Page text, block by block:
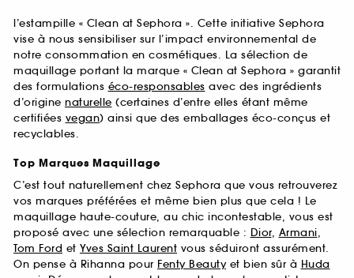
l’estampille « Clean at Sephora ». Cette initiative Sephora
vise à nous sensibiliser sur l’impact environnemental de
notre consommation en cosmétiques. La sélection de
maquillage portant la marque « Clean at Sephora » garantit
des formulations éco-responsables avec des ingrédients
d’origine naturelle (certaines d’entre elles étant même
certifiées vegan) ainsi que des emballages éco-conçus et
recyclables.
Top Marques Maquillage
C’est tout naturellement chez Sephora que vous retrouverez
vos marques préférées et même bien plus que cela ! Le
maquillage haute-couture, au chic incontestable, vous est
proposé avec une sélection remarquable : Dior, Armani,
Tom Ford et Yves Saint Laurent vous séduiront assurément.
On pense à Rihanna pour Fenty Beautyet bien sûr à Huda